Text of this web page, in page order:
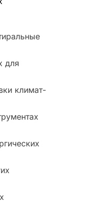
для
климат-